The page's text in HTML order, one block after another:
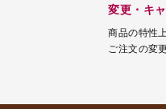
変更・キ
商品の特性
ご注文の変